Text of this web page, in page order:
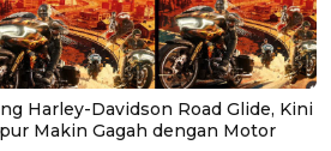
Harley-Davidson Road Glide, Kini
Makin Gagah dengan Motor